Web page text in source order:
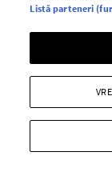
Ce veste! Este
nou și radiază de
surpriză din partea
Listă parteneri